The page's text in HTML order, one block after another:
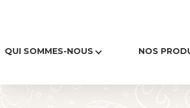
QUI SOMMES-NOUS NOS